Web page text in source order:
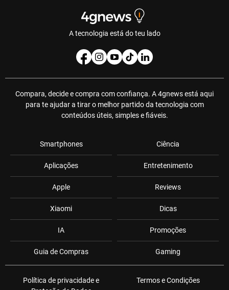
A tecnologia está do teu lado
Compara, decide e compra com confiança. A 4gnews está aqui
para te ajudar a tirar o melhor partido da tecnologia com
conteúdos úteis, simples e fiáveis.
Smartphones
Aplicações
Apple
Xiaomi
IA
Guia de Compras
Ciência
Entretenimento
Reviews
Dicas
Promoções
Gaming
Política de privacidade e
Termos e Condições